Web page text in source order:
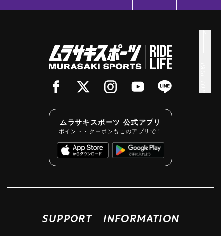
ムラサキスポーツ 公式アプリ
ポイント・クーポンもこのアプリで！
SUPPORT INFORMATION